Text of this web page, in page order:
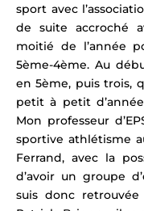
sport avec
de suite accroché
moitié de l’année
5ème-4ème. Au
en 5ème, puis trois,
petit à petit
Mon professeur
sportive athlétisme
Ferrand, avec la
d’avoir un groupe
suis donc